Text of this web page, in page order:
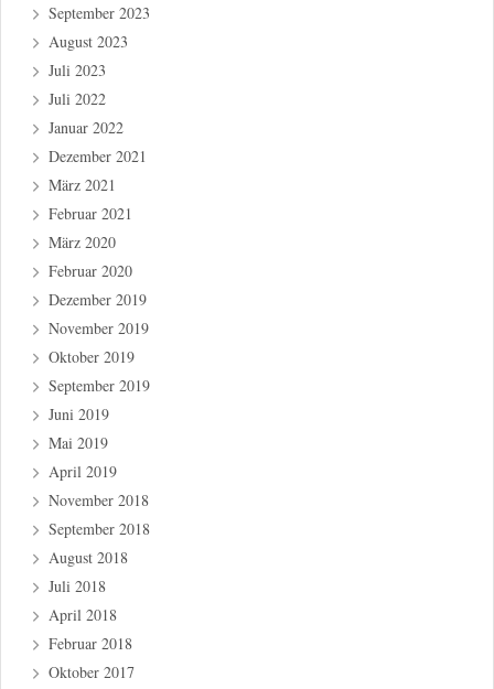
September 2023
August 2023
Juli 2023
Juli 2022
Januar 2022
Dezember 2021
März 2021
Februar 2021
März 2020
Februar 2020
Dezember 2019
November 2019
Oktober 2019
September 2019
Juni 2019
Mai 2019
April 2019
November 2018
September 2018
August 2018
Juli 2018
April 2018
Februar 2018
Oktober 2017